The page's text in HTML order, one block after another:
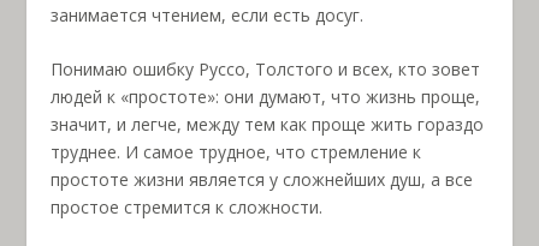
занимается чтением, если есть досуг.
Понимаю ошибку Руссо, Толстого и всех, кто зовет
людей к «простоте»: они думают, что жизнь проще,
значит, и легче, между тем как проще жить гораздо
труднее. И самое трудное, что стремление к
простоте жизни является у сложнейших душ, а все
простое стремится к сложности.